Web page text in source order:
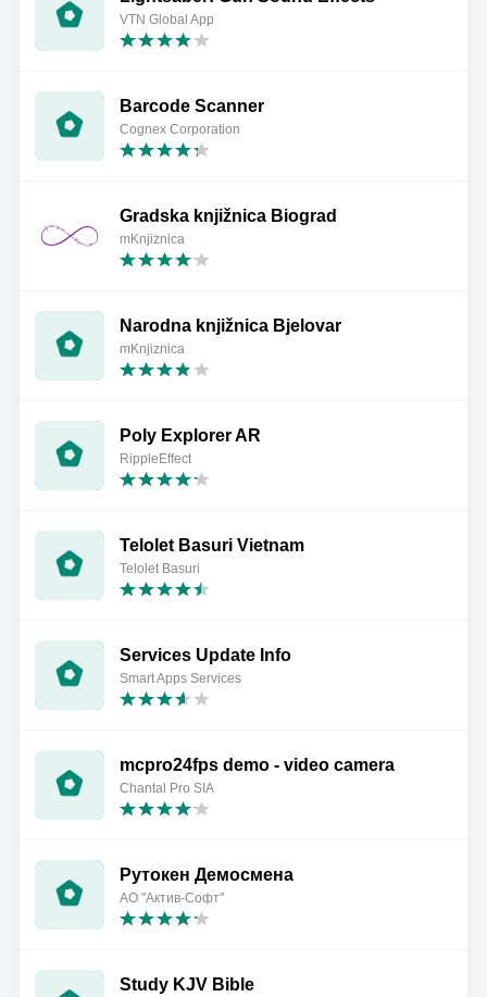
VTN Global App
Barcode Scanner
Cognex Corporation
Gradska knjižnica Biograd
mKnjiznica
Narodna knjižnica Bjelovar
mKnjiznica
Poly Explorer AR
RippleEffect
Telolet Basuri Vietnam
Telolet Basuri
Services Update Info
Smart Apps Services
mcpro24fps demo - video camera
Chantal Pro SIA
Рутокен Демосмена
АО "Актив-Софт"
Study KJV Bible